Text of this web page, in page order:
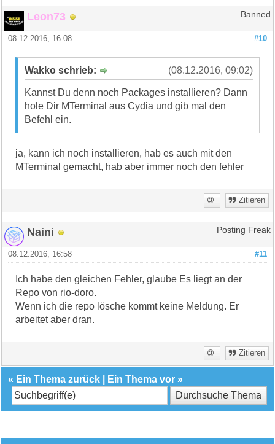
Leon73 Banned
#10
08.12.2016, 16:08
(08.12.2016, 09:02)
Wakko schrieb:
Kannst Du denn noch Packages installieren? Dann
hole Dir MTerminal aus Cydia und gib mal den
Befehl ein.
ja, kann ich noch installieren, hab es auch mit den
MTerminal gemacht, hab aber immer noch den fehler
Zitieren
Naini Posting Freak
#11
08.12.2016, 16:58
Ich habe den gleichen Fehler, glaube Es liegt an der
Repo von rio-doro.
Wenn ich die repo lösche kommt keine Meldung. Er
arbeitet aber dran.
Zitieren
« Ein Thema zurück Ein Thema vor »